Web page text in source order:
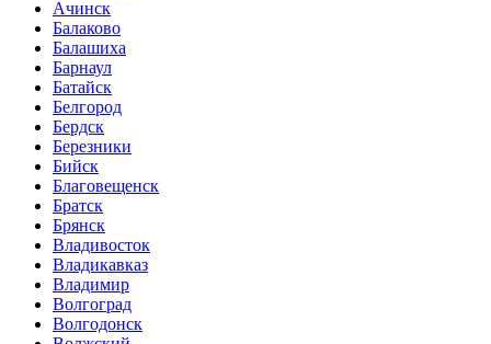
Ачинск
Балаково
Балашиха
Барнаул
Батайск
Белгород
Бердск
Березники
Бийск
Благовещенск
Братск
Брянск
Владивосток
Владикавказ
Владимир
Волгоград
Волгодонск